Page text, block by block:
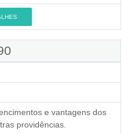
e vantagens dos
providências.